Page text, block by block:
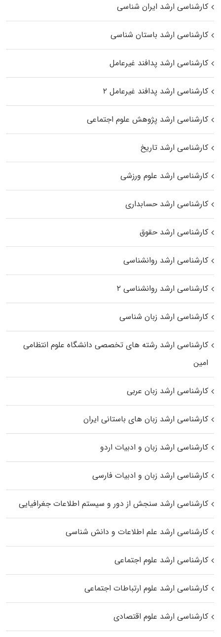
کارشناسی ارشد ایران شناسی
کارشناسی ارشد باستان شناسی
کارشناسی ارشد پدافند غیرعامل
کارشناسی ارشد پدافند غیرعامل ۲
کارشناسی ارشد پژوهش علوم اجتماعی
کارشناسی ارشد تاریخ
کارشناسی ارشد علوم ورزشی
کارشناسی ارشد حسابداری
کارشناسی ارشد حقوق
کارشناسی ارشد روانشناسی
کارشناسی ارشد روانشناسی ۲
کارشناسی ارشد زبان شناسی
کارشناسی ارشد رﺷﺘﻪ ﻫﺎی تخصصی داﻧﺸﮕﺎه ﻋﻠﻮم انتظامی
اﻣﻴﻦ
کارشناسی ارشد زبان عربی
کارشناسی ارشد زبان‌ های باستانی ایران
کارشناسی ارشد زبان و ادبیات اردو
کارشناسی ارشد زبان و ادبیات فارسی
کارشناسی ارشد سنجش از دور و سیستم اطلاعات جغرافیایی
کارشناسی ارشد علم اطلاعات و دانش شناسی
کارشناسی ارشد علوم اجتماعی
کارشناسی ارشد علوم ارتباطات اجتماعی
کارشناسی ارشد علوم اقتصادی